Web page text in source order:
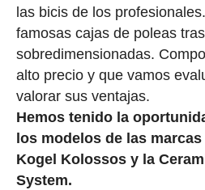
las bicis de los
famosas cajas de poleas
sobredimensionadas.
alto precio y que vamos
valorar sus ventajas.
Hemos tenido la
los modelos de las
Kogel Kolossos y la
System.